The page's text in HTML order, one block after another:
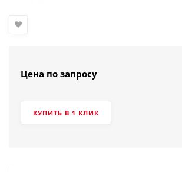
Цена по запросу
КУПИТЬ В 1 КЛИК